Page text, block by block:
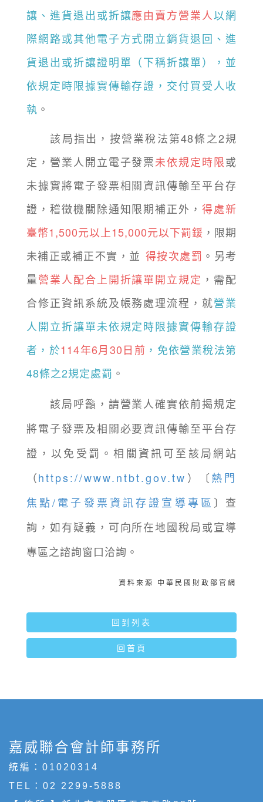
讓、進貨退出或折讓應由賣方營業人以網
際網路或其他電子方式開立銷貨退回、進
貨退出或折讓證明單（下稱折讓單），並
依規定時限據實傳輸存證，交付買受人收
執 。
該局指出，按營業稅法第48條之2規
定，營業人開立電子發票未依規定時限或
未據實將電子發票相關資訊傳輸至平台存
證，稽徵機關除通知限期補正外，得處新
臺幣1,500元以上15,000元以下罰鍰 ，限期
未補正或補正不實，並 得按次處罰 。另考
量營業人配合上開折讓單開立規定 ，需配
合修正資訊系統及帳務處理流程，就營業
人開立折讓單未依規定時限據實傳輸存證
者，於114年6月30日前 ，免依營業稅法第
48條之2規定處罰 。
該局呼籲，請營業人確實依前揭規定
將電子發票及相關必要資訊傳輸至平台存
證，以免受罰。相關資訊可至該局網站
（https://www.ntbt.gov.tw ）〔熱門
焦點/電子發票資訊存證宣導專區 〕查
詢，如有疑義，可向所在地國稅局或宣導
專區之諮詢窗口洽詢。
資料來源 中華民國財政部官網
回到列表
回首頁
嘉威聯合會計師事務所
統編：01020314
TEL： 02 2299-5888